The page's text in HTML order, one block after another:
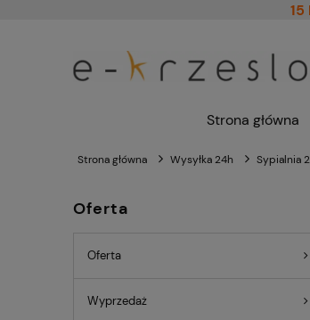
Strona główna
Strona główna Wysyłka 24h Sypialnia
Oferta
Oferta
Wyprzedaż